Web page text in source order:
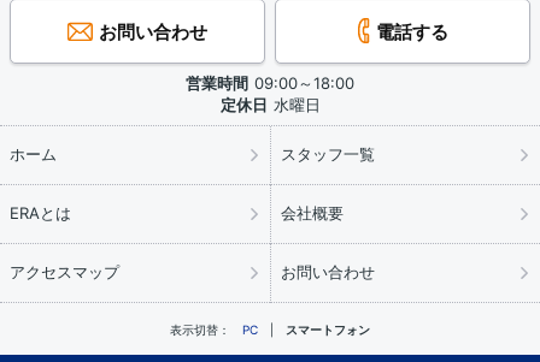
お問い合わせ 電話する
営業時間 09:00～18:00
定休日 水曜日
ホーム スタッフ一覧
ERAとは 会社概要
アクセスマップ お問い合わせ
表示切替： PC スマートフォン